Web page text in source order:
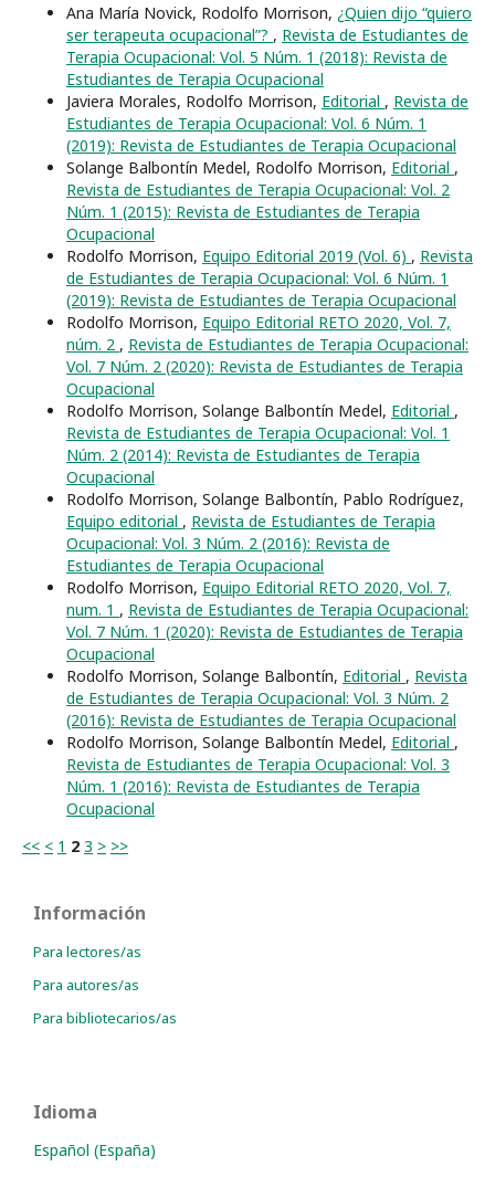
Ana María Novick, Rodolfo Morrison, ¿Quien dijo “quiero
ser terapeuta ocupacional”? , Revista de Estudiantes de
Terapia Ocupacional: Vol. 5 Núm. 1 (2018): Revista de
Estudiantes de Terapia Ocupacional
Javiera Morales, Rodolfo Morrison, Editorial , Revista de
Estudiantes de Terapia Ocupacional: Vol. 6 Núm. 1
(2019): Revista de Estudiantes de Terapia Ocupacional
Solange Balbontín Medel, Rodolfo Morrison, Editorial ,
Revista de Estudiantes de Terapia Ocupacional: Vol. 2
Núm. 1 (2015): Revista de Estudiantes de Terapia
Ocupacional
Rodolfo Morrison, Equipo Editorial 2019 (Vol. 6) , Revista
de Estudiantes de Terapia Ocupacional: Vol. 6 Núm. 1
(2019): Revista de Estudiantes de Terapia Ocupacional
Rodolfo Morrison, Equipo Editorial RETO 2020, Vol. 7,
núm. 2 , Revista de Estudiantes de Terapia Ocupacional:
Vol. 7 Núm. 2 (2020): Revista de Estudiantes de Terapia
Ocupacional
Rodolfo Morrison, Solange Balbontín Medel, Editorial ,
Revista de Estudiantes de Terapia Ocupacional: Vol. 1
Núm. 2 (2014): Revista de Estudiantes de Terapia
Ocupacional
Rodolfo Morrison, Solange Balbontín, Pablo Rodríguez,
Equipo editorial , Revista de Estudiantes de Terapia
Ocupacional: Vol. 3 Núm. 2 (2016): Revista de
Estudiantes de Terapia Ocupacional
Rodolfo Morrison, Equipo Editorial RETO 2020, Vol. 7,
num. 1 , Revista de Estudiantes de Terapia Ocupacional:
Vol. 7 Núm. 1 (2020): Revista de Estudiantes de Terapia
Ocupacional
Rodolfo Morrison, Solange Balbontín, Editorial , Revista
de Estudiantes de Terapia Ocupacional: Vol. 3 Núm. 2
(2016): Revista de Estudiantes de Terapia Ocupacional
Rodolfo Morrison, Solange Balbontín Medel, Editorial ,
Revista de Estudiantes de Terapia Ocupacional: Vol. 3
Núm. 1 (2016): Revista de Estudiantes de Terapia
Ocupacional
<< < 1 2 3 > >>
Información
Para lectores/as
Para autores/as
Para bibliotecarios/as
Idioma
Español (España)